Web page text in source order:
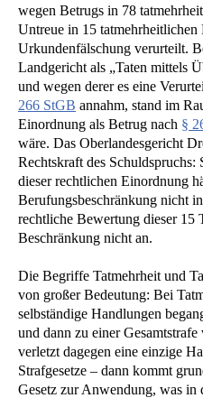
wegen Betrugs in 78
Untreue in 15
Urkundenfälschung verurteilt.
Landgericht als „Taten mittels
und wegen derer es eine
266 StGB annahm, stand im
Einordnung als Betrug nach §
wäre. Das Oberlandesgericht
Rechtskraft des Schuldspruchs:
dieser rechtlichen Einordnung
Berufungsbeschränkung nicht
rechtliche Bewertung dieser 15
Beschränkung nicht an.
Die Begriffe Tatmehrheit und
von großer Bedeutung: Bei
selbständige Handlungen
und dann zu einer
verletzt dagegen eine einzige
Strafgesetze – dann kommt
Gesetz zur Anwendung, was in